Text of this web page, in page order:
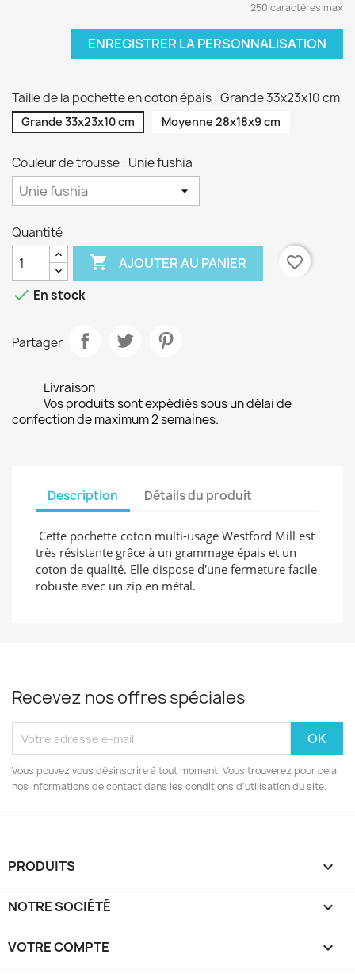
250 caractères max
ENREGISTRER LA PERSONNALISATION
Taille de la pochette en coton épais : Grande 33x23x10 cm
Grande 33x23x10 cm Moyenne 28x18x9 cm
Couleur de trousse : Unie fushia
Quantité
 AJOUTER AU PANIER
favorite_border
 En stock
Partager
Livraison
Vos produits sont expédiés sous un délai de
confection de maximum 2 semaines.
Description Détails du produit
Cette pochette coton multi-usage Westford Mill est
très résistante grâce à un grammage épais et un
coton de qualité. Elle dispose d'une fermeture facile
robuste avec un zip en métal.
Recevez nos offres spéciales
Vous pouvez vous désinscrire à tout moment. Vous trouverez pour cela
nos informations de contact dans les conditions d'utilisation du site.
PRODUITS 
NOTRE SOCIÉTÉ 
VOTRE COMPTE 